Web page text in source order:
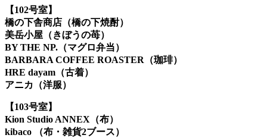
【102号室】
橋の下舎商店（橋の下焼酎）
美岳小屋（きぼうの苺）
BY THE NP.（マグロ弁当）
BARBARA COFFEE ROASTER（珈琲）
HRE dayam（古着）
アニカ（洋服）
【103号室】
Kion Studio ANNEX（布）
kibaco （布・雑貨2ブース）